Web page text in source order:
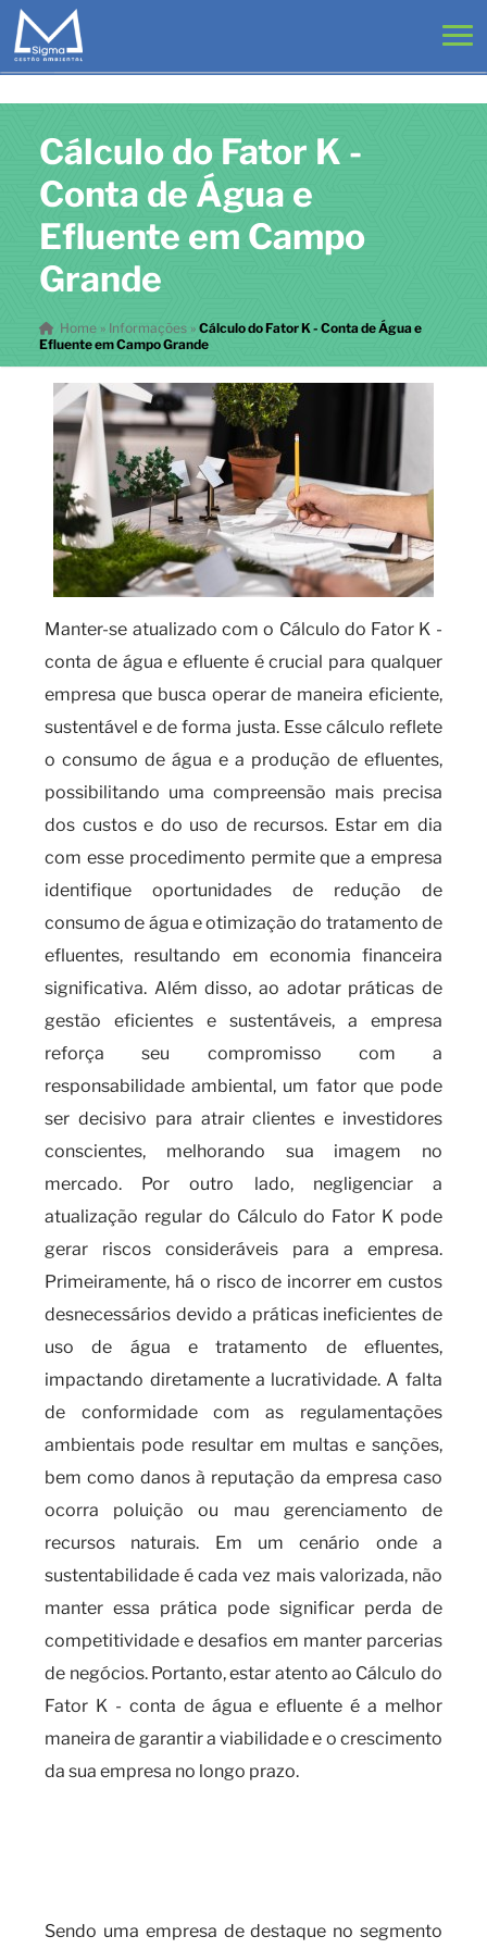
Cálculo do Fator K -
Conta de Água e
Efluente em Campo
Grande
Home» Informações » Cálculo do Fator K - Conta de Água e
Efluente em Campo Grande
Manter-se atualizado com o Cálculo do Fator K -
conta de água e efluente é crucial para qualquer
empresa que busca operar de maneira eficiente,
sustentável e de forma justa. Esse cálculo reflete
o consumo de água e a produção de efluentes,
possibilitando uma compreensão mais precisa
dos custos e do uso de recursos. Estar em dia
com esse procedimento permite que a empresa
identifique oportunidades de redução de
consumo de água e otimização do tratamento de
efluentes, resultando em economia financeira
significativa. Além disso, ao adotar práticas de
gestão eficientes e sustentáveis, a empresa
reforça seu compromisso com a
responsabilidade ambiental, um fator que pode
ser decisivo para atrair clientes e investidores
conscientes, melhorando sua imagem no
mercado. Por outro lado, negligenciar a
atualização regular do Cálculo do Fator K pode
gerar riscos consideráveis para a empresa.
Primeiramente, há o risco de incorrer em custos
desnecessários devido a práticas ineficientes de
uso de água e tratamento de efluentes,
impactando diretamente a lucratividade. A falta
de conformidade com as regulamentações
ambientais pode resultar em multas e sanções,
bem como danos à reputação da empresa caso
ocorra poluição ou mau gerenciamento de
recursos naturais. Em um cenário onde a
sustentabilidade é cada vez mais valorizada, não
manter essa prática pode significar perda de
competitividade e desafios em manter parcerias
de negócios. Portanto, estar atento ao Cálculo do
Fator K - conta de água e efluente é a melhor
maneira de garantir a viabilidade e o crescimento
da sua empresa no longo prazo.
Sendo uma empresa de destaque no segmento